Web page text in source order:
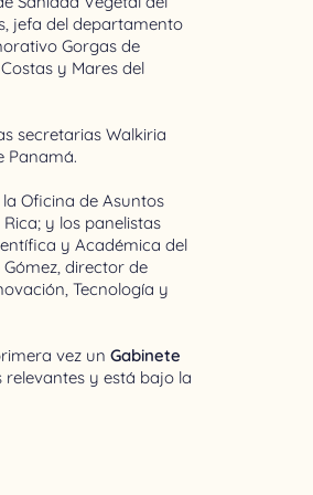
jefa del departamento
Gorgas de
y Mares del
secretarias Walkiria
Panamá.
Oficina de Asuntos
y los panelistas
y Académica del
director de
Tecnología y
vez unGabinete
y está bajo la